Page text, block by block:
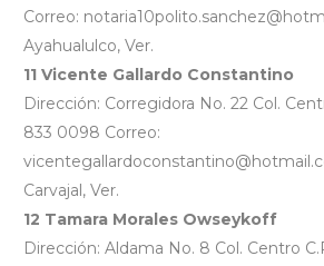
Correo:
Ayahualulco, Ver.
11 Vicente Gallardo Constantino
Dirección: Corregidora No. 22 Col.
833 0098 Correo:
Carvajal, Ver.
12 Tamara Morales Owseykoff
Dirección: Aldama No. 8 Col. Centro